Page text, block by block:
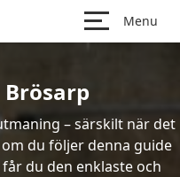
Menu
– särskilt när det
du följer denna guide
du den enklaste och